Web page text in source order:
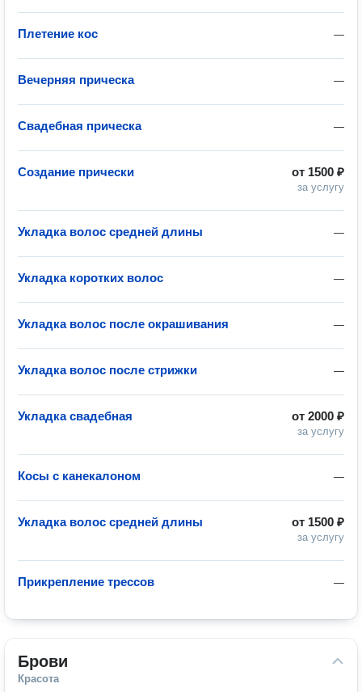
—
Плетение кос
—
Вечерняя прическа
—
Свадебная прическа
от 1500 ₽
за услугу
Создание прически
—
Укладка волос средней длины
—
Укладка коротких волос
—
Укладка волос после окрашивания
—
Укладка волос после стрижки
от 2000 ₽
за услугу
Укладка свадебная
—
Косы с канекалоном
от 1500 ₽
за услугу
Укладка волос средней длины
—
Прикрепление трессов
Брови
Красота